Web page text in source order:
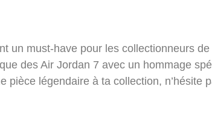
un must-have pour les collectionneurs
des Air Jordan 7 avec un hommage
pièce légendaire à ta collection, n’hésite